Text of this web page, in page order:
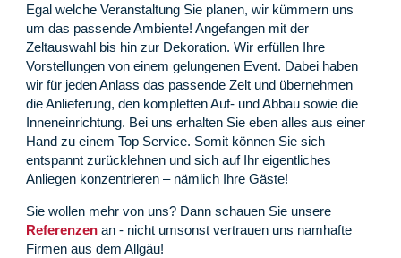
Egal welche Veranstaltung Sie planen, wir kümmern uns
um das passende Ambiente! Angefangen mit der
Zeltauswahl bis hin zur Dekoration. Wir erfüllen Ihre
Vorstellungen von einem gelungenen Event. Dabei haben
wir für jeden Anlass das passende Zelt und übernehmen
die Anlieferung, den kompletten Auf- und Abbau sowie die
Inneneinrichtung. Bei uns erhalten Sie eben alles aus einer
Hand zu einem Top Service. Somit können Sie sich
entspannt zurücklehnen und sich auf Ihr eigentliches
Anliegen konzentrieren – nämlich Ihre Gäste!
Sie wollen mehr von uns? Dann schauen Sie unsere
Referenzen an - nicht umsonst vertrauen uns namhafte
Firmen aus dem Allgäu!